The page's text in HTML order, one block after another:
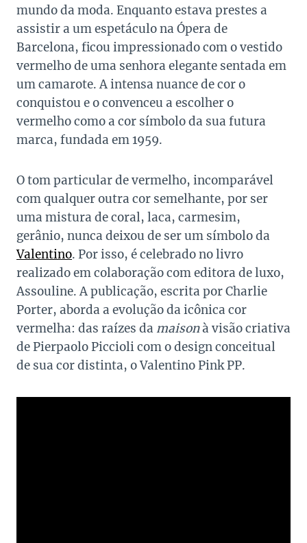
mundo da moda. Enquanto estava prestes a
assistir a um espetáculo na Ópera de
Barcelona, ​​​​ficou impressionado com o vestido
vermelho de uma senhora elegante sentada em
um camarote. A intensa nuance de cor o
conquistou e o convenceu a escolher o
vermelho como a cor símbolo da sua futura
marca, fundada em 1959.
O tom particular de vermelho, incomparável
com qualquer outra cor semelhante, por ser
uma mistura de coral, laca, carmesim,
gerânio, nunca deixou de ser um símbolo da
Valentino. Por isso, é celebrado no livro
realizado em colaboração com editora de luxo,
Assouline. A publicação, escrita por Charlie
Porter, aborda a evolução da icônica cor
vermelha: das raízes da maisonà visão criativa
de Pierpaolo Piccioli com o design conceitual
de sua cor distinta, o Valentino Pink PP.